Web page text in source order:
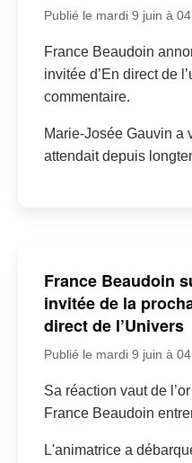
Publié le mardi 9 juin à
France Beaudoin
invitée d’En direct de
commentaire.
Marie-Josée Gauvin a
attendait depuis
France Beaudoin
invitée de la
direct de l’Univers
Publié le mardi 9 juin à
Sa réaction vaut de
France Beaudoin
L'animatrice a